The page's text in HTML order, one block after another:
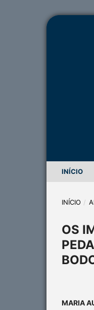
INÍCIO
INÍCIO /
OS
MARIA